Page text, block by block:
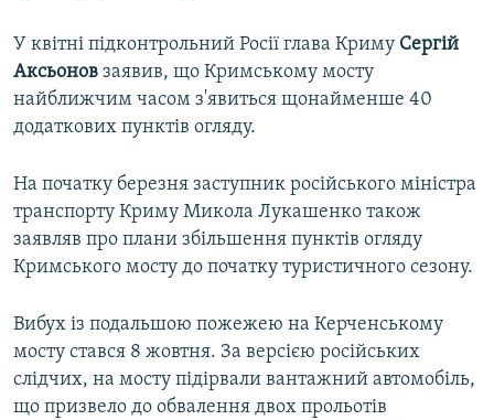
У квітні підконтрольний Росії глава Криму Сергій
Аксьонов заявив, що Кримському мосту
найближчим часом з'явиться щонайменше 40
додаткових пунктів огляду.
На початку березня заступник російського міністра
транспорту Криму Микола Лукашенко також
заявляв про плани збільшення пунктів огляду
Кримського мосту до початку туристичного сезону.
Вибух із подальшою пожежею на Керченському
мосту стався 8 жовтня. За версією російських
слідчих, на мосту підірвали вантажний автомобіль,
що призвело до обвалення двох прольотів